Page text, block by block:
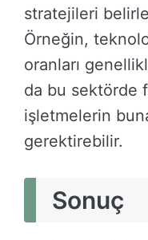
stratejileri
Örneğin,
oranları
da bu sektörde
işletmelerin
gerektirebilir.
Sonuç